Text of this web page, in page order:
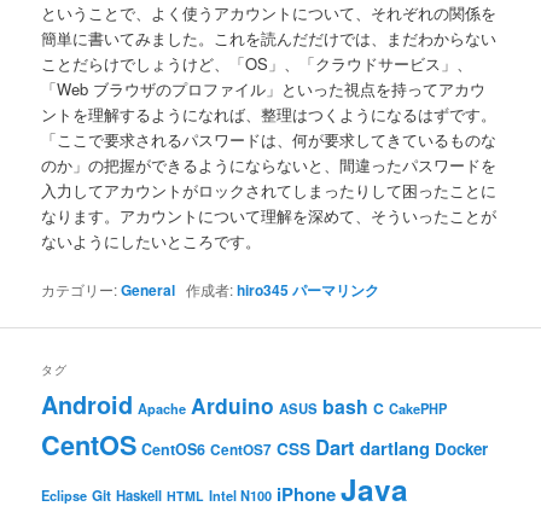
ということで、よく使うアカウントについて、それぞれの関係を
簡単に書いてみました。これを読んだだけでは、まだわからない
ことだらけでしょうけど、「OS」、「クラウドサービス」、
「Web ブラウザのプロファイル」といった視点を持ってアカウ
ントを理解するようになれば、整理はつくようになるはずです。
「ここで要求されるパスワードは、何が要求してきているものな
のか」の把握ができるようにならないと、間違ったパスワードを
入力してアカウントがロックされてしまったりして困ったことに
なります。アカウントについて理解を深めて、そういったことが
ないようにしたいところです。
カテゴリー:General 作成者:hiro345パーマリンク
タグ
Android Apache Arduino ASUS bash C CakePHP
CentOS CentOS6 CentOS7 CSS Dart dartlang Docker
Eclipse Git Haskell HTML Intel N100 iPhoneJava